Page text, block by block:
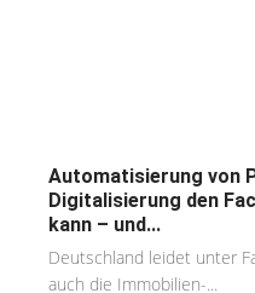
Automatisierung von
Digitalisierung den
kann – und...
Deutschland leidet unter
auch die Immobilien-...